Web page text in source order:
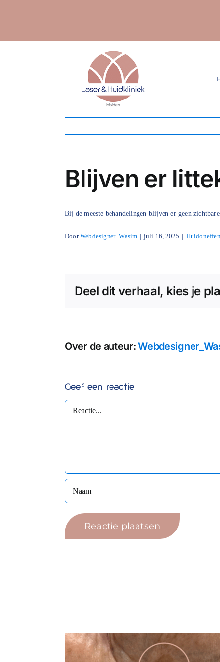
Blijven er
Bij de meeste behandelingen blijven er geen
DoorWebdesigner_Wasim | juli 16, 2025 |
Deel dit verhaal, kies je
Over de auteur:
Geef een reactie
Reactie